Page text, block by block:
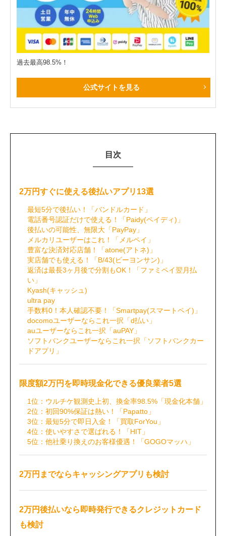
過去最高98.5%！
公式サイトを見る
目次
2万円すぐに使える後払いアプリ13選
最短5分で後払い！「バンドルカード」
電話番号認証だけで使える！「Paidy(ペイディ)」
後払いの可能性、無限大「PayPay」
メルカリユーザーはこれ！「メルペイ」
豊富な決済対応店舗！「atone(アトネ)」
実店舗でも使える！「B/43(ビーヨンサン)」
返済は最長3ヶ月後で分割もOK！「ファミペイ翌月払
い」
Kyash(キャッシュ)
ultra pay
手数料0！本人確認不要！「Smartpay(スマートペイ)」
docomoユーザーならこれ一択「d払い」
auユーザーならこれ一択「auPAY」
ソフトバンクユーザーならこれ一択「ソフトバンクカー
ドアプリ」
限度額2万円を即時現金化できる優良業者5選
1位：ウルチケ観測史上初、換金率98.5%「現金化本舗」
2位：初回90%保証は熱い！「Papatto」
3位：最短5分で即日入金！「買取ForYou」
4位：使いやすさで選ばれる！「HIT」
5位：他社乗り換えのお客様優遇！「GOGOマッハ」
2万円までならキャッシングアプリも検討
2万円後払いなら即時発行できるクレジットカード
も検討